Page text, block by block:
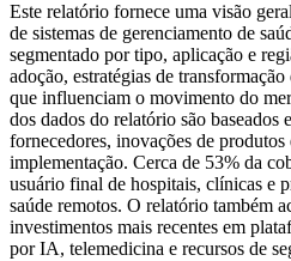
Este relatório fornece uma visão
de sistemas de gerenciamento de
segmentado por tipo, aplicação e
adoção, estratégias de
que influenciam o movimento do
dos dados do relatório são baseados
fornecedores, inovações de produtos
implementação. Cerca de 53% da
usuário final de hospitais, clínicas e
saúde remotos. O relatório também
investimentos mais recentes em
por IA, telemedicina e recursos de